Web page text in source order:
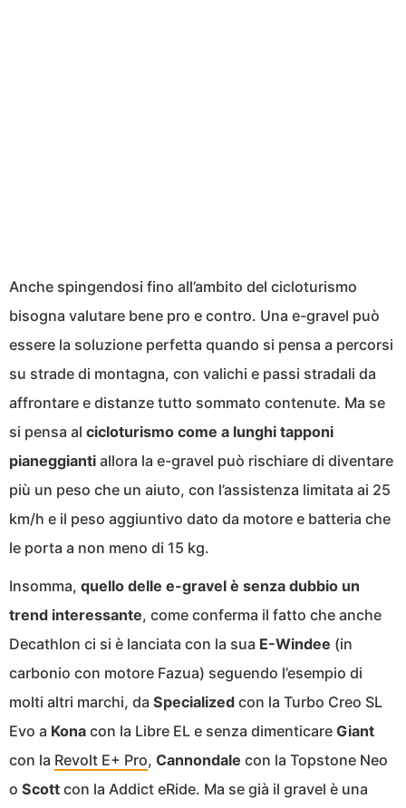
Anche spingendosi fino all’ambito del cicloturismo
bisogna valutare bene pro e contro. Una e-gravel può
essere la soluzione perfetta quando si pensa a percorsi
su strade di montagna, con valichi e passi stradali da
affrontare e distanze tutto sommato contenute. Ma se
si pensa al cicloturismo come a lunghi tapponi
pianeggianti allora la e-gravel può rischiare di diventare
più un peso che un aiuto, con l’assistenza limitata ai 25
km/h e il peso aggiuntivo dato da motore e batteria che
le porta a non meno di 15 kg.
Insomma, quello delle e-gravel è senza dubbio un
trend interessante, come conferma il fatto che anche
Decathlon ci si è lanciata con la sua E-Windee (in
carbonio con motore Fazua) seguendo l’esempio di
molti altri marchi, da Specialized con la Turbo Creo SL
Evo a Kona con la Libre EL e senza dimenticare Giant
con la Revolt E+ Pro, Cannondale con la Topstone Neo
o Scott con la Addict eRide. Ma se già il gravel è una